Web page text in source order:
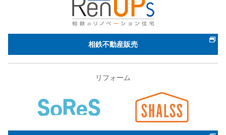
相鉄不動産販売
リフォーム